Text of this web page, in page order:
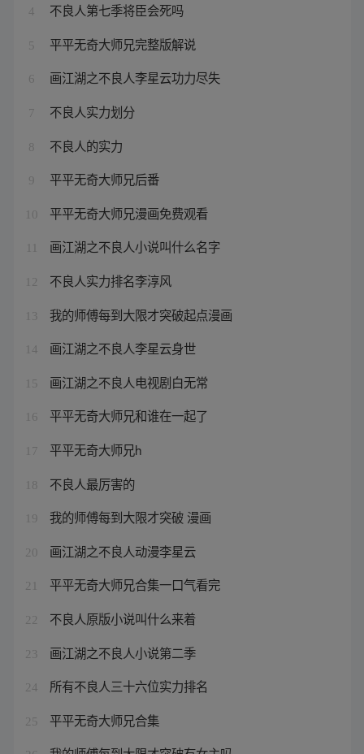
4 不良人第七季将臣会死吗
5 平平无奇大师兄完整版解说
6 画江湖之不良人李星云功力尽失
7 不良人实力划分
8 不良人的实力
9 平平无奇大师兄后番
10 平平无奇大师兄漫画免费观看
画江湖之不良人小说叫什么名字
12 不良人实力排名李淳风
13 我的师傅每到大限才突破起点漫画
14 画江湖之不良人李星云身世
15 画江湖之不良人电视剧白无常
16 平平无奇大师兄和谁在一起了
17 平平无奇大师兄h
18 不良人最厉害的
19 我的师傅每到大限才突破 漫画
20 画江湖之不良人动漫李星云
21 平平无奇大师兄合集一口气看完
22 不良人原版小说叫什么来着
23 画江湖之不良人小说第二季
24 所有不良人三十六位实力排名
25 平平无奇大师兄合集